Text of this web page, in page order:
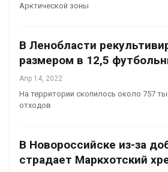
Арктической зоны
В Ленобласти
размером в 12,5
Апр 14, 2022
На территории скопилось около 757
отходов
В Новороссийске из-за
страдает Маркхотский